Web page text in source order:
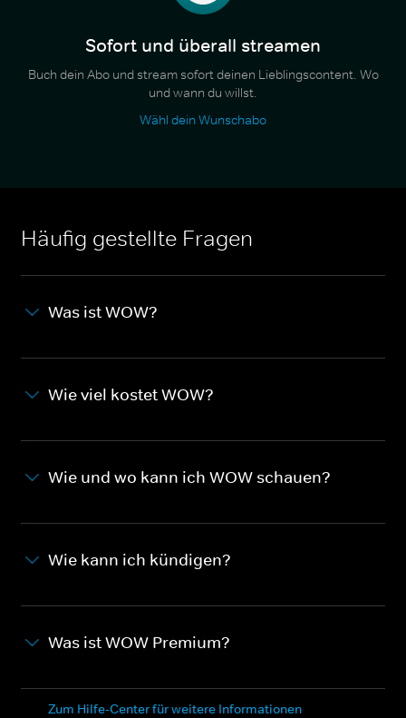
Sofort und überall streamen
Buch dein Abo und stream sofort deinen Lieblingscontent. Wo
und wann du willst.
Wähl dein Wunschabo
Häufig gestellte Fragen
Was ist WOW?
Wie viel kostet WOW?
Wie und wo kann ich WOW schauen?
Wie kann ich kündigen?
Was ist WOW Premium?
Zum Hilfe-Center für weitere Informationen